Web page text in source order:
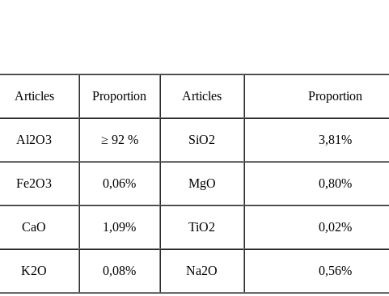
Articles Proportion Articles Proportion
Al2O3 ≥ 92 % SiO2 3,81%
Fe2O3 0,06% MgO 0,80%
CaO 1,09% TiO2 0,02%
K2O 0,08% Na2O 0,56%